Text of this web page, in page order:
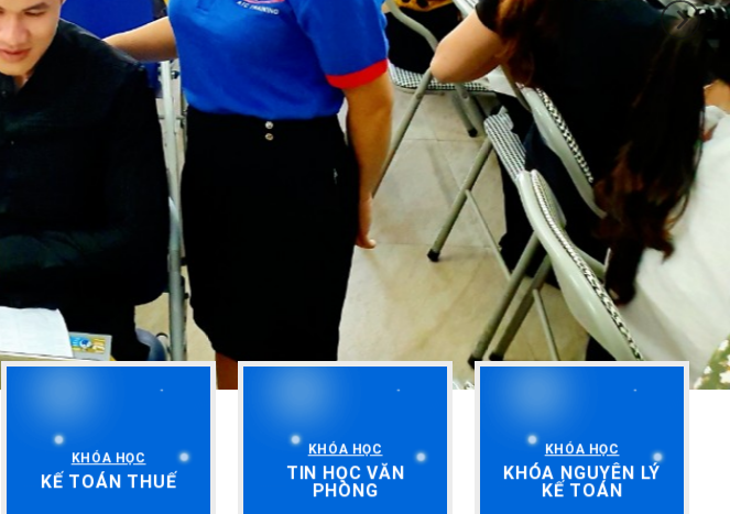
KHÓA HỌC
KẾ TOÁN THUẾ
KHÓA HỌC
TIN HỌC VĂN
PHÒNG
KHÓA HỌC
KHÓA NGUYÊN LÝ
KẾ TOÁN